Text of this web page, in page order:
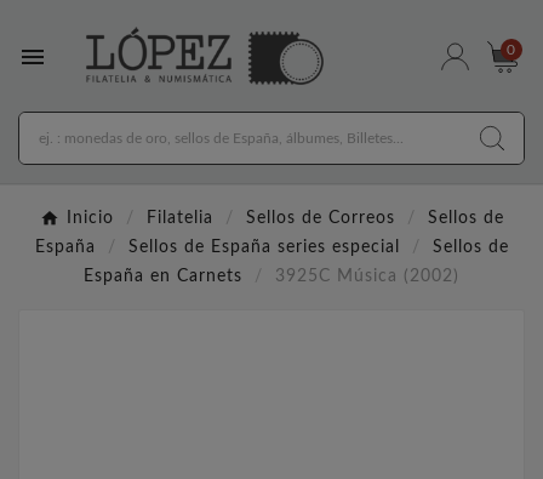
 0
Inicio Filatelia Sellos de Correos
Sellos de
España
Sellos de España series especial
Sellos de
España en Carnets
3925C Música (2002)